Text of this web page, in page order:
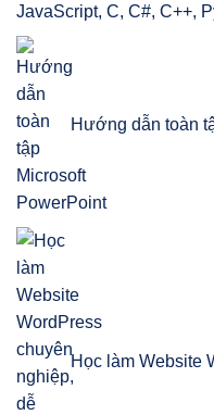
JavaScript, C, C#, C++,
Hướng dẫn toàn
Học làm Website